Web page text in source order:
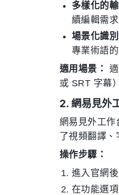
多樣化的
續編輯需求
場景化識
專業術語
適用場景：
或 SRT 字幕
2. 網易見外
網易見外工作
了視頻翻譯
操作步驟：
進入官網
在功能選